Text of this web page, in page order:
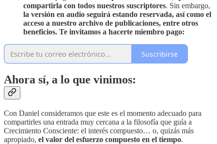
compartirla con todos nuestros suscriptores. Sin embargo,
la versión en audio seguirá estando reservada, así como el
acceso a nuestro archivo de publicaciones, entre otros
beneficios. Te invitamos a hacerte miembro pago:
Suscribirse
Ahora sí, a lo que vinimos:
Con Daniel consideramos que este es el momento adecuado para
compartirles una entrada muy cercana a la filosofía que guía a
Crecimiento Consciente: el interés compuesto… o, quizás más
apropiado, el valor del esfuerzo compuesto en el tiempo.